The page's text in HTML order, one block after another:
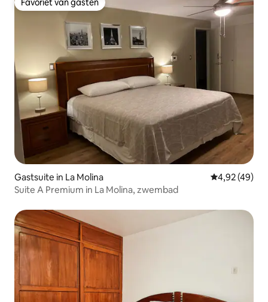
Favoriet van gasten
Favoriet van gasten
Gastsuite in La Molina Gemiddelde
4,92 (49)
Suite A Premium in La Molina, zwembad